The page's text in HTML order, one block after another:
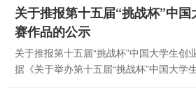
关于推报第十五届“挑战杯”中
赛作品的公示
关于推报第十五届“挑战杯”中国大学生创
据《关于举办第十五届“挑战杯”中国大学